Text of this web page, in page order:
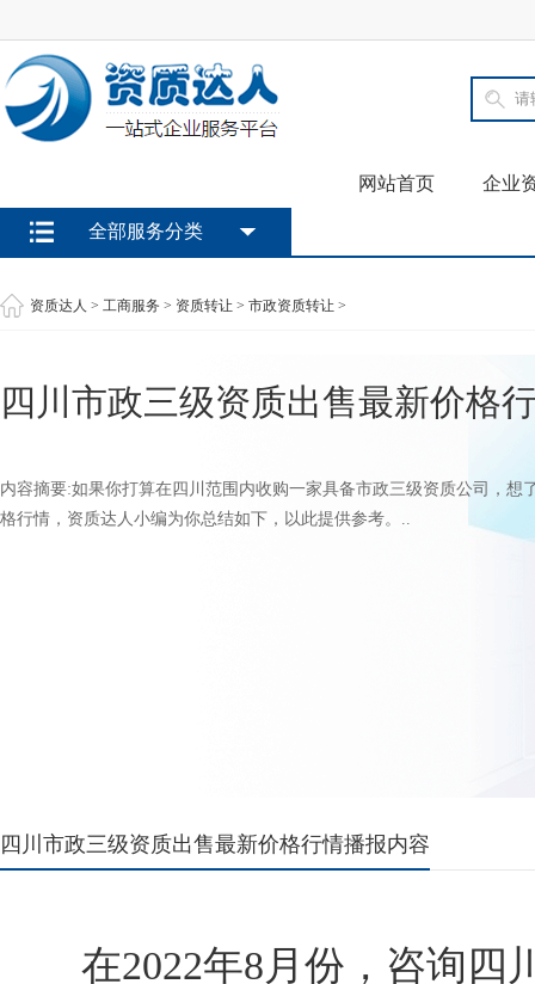
网站首页 企业
全部服务分类
资质达人 > 工商服务 > 资质转让 > 市政资质转让 >
四川市政三级资质出售最新价格
内容摘要:如果你打算在四川范围内收购一家具备市政三级资质公司，想
格行情，资质达人小编为你总结如下，以此提供参考。..
四川市政三级资质出售最新价格行情播报内容
在2022年8月份，咨询四